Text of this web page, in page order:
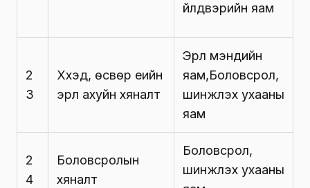
үйлдвэрийн яам
2
3
Хүүхэд, өсвөр үеийн
эрүүл ахуйн хяналт
Эрүүл мэндийн
яам,Боловсрол,
шинжлэх ухааны
яам
2
4
Боловсролын
хяналт
Боловсрол,
шинжлэх ухааны